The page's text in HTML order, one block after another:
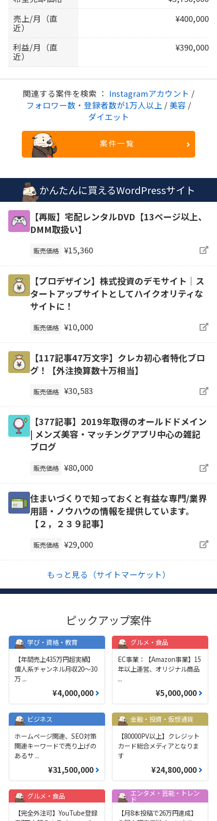
売上/月（直
近）
¥400,000
利益/月（直
近）
¥390,000
関連する案件を検索 ： Instagramアカウント /
フォロワー数・登録者数が1万人以上 / 美容 /
ダイエット
案件一覧
かんたんに買えるWordPressサイト
【再販】宅配レンタルDVD【13ページ以上、
DMM取扱い】
販売価格 ¥15,360
【プロデザイン】株式投資のデモサイト｜ス
タートアップサイトとしてハイクオリティな
サイトに！
販売価格 ¥10,000
【117記事47万文字】クレカ初心者特化ブロ
グ！【外注換算数十万相当】
販売価格 ¥30,583
【377記事】2019年取得のオールドドメイン
| メンズ美容・マッチングアプリ中心の雑記
ブログ
販売価格 ¥80,000
住まいづくりで知っておくと有益な専門/業界
用語・ノウハウの情報を提供しています。
【２，２３９記事】
販売価格 ¥29,000
もっと見る（サイトマーケット）
ピックアップ案件
学び・資格・教育
【年間売上435万円超実績】
偉人系チャンネル月収20～30
万 ...
¥4,000,000
グルメ・食品
EC事業：【Amazon事業】15
年以上運営、オリジナル商品
...
¥5,000,000
ビジネス
ホームページ関連、SEO対策
関連キーワードで売り上げの
あるサ ...
¥31,500,000
金融・投資・仮想通貨
【80000PV以上】クレジット
カード総合メディアとなりま
す
¥24,800,000
グルメ・食品
【完全外注可】YouTube登録
エンタメ・芸能・トレン
ド
【月8本投稿で26万円達成】